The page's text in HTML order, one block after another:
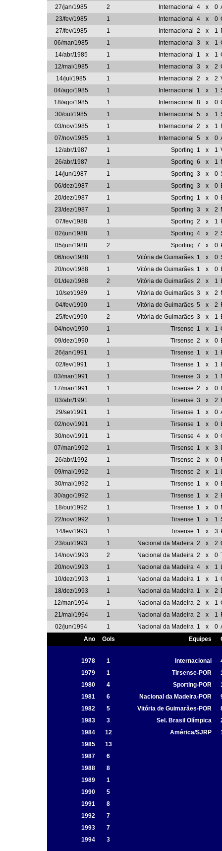
27/jan/1985
2 Internacional 4 x 0
23/fev/1985
1 Internacional 4 x 0
27/fev/1985
1 Internacional 2 x 1
06/mar/1985
1 Internacional 3 x 1
14/abr/1985
1 Internacional 1 x 1
12/mai/1985
1 Internacional 3 x 2
14/jul/1985
1 Internacional 2 x 2
04/ago/1985
1 Internacional 1 x 1
18/ago/1985
1 Internacional 8 x 0
30/out/1985
1 Internacional 5 x 1
03/nov/1985
1 Internacional 2 x 1
07/nov/1985
1 Internacional 5 x 0
12/abr/1987
1 Sporting 1 x 1
26/abr/1987
1 Sporting 6 x 1
14/jun/1987
1 Sporting 3 x 0
06/dez/1987
1 Sporting 3 x 0
20/dez/1987
1 Sporting 1 x 0
23/dez/1987
1 Sporting 3 x 2
07/fev/1988
1 Sporting 2 x 1
02/jun/1988
1 Sporting 4 x 2
05/jun/1988
2 Sporting 7 x 0
06/nov/1988
1 Vitória de Guimarães 1 x 0
20/nov/1988
1 Vitória de Guimarães 1 x 0
01/dez/1988
2 Vitória de Guimarães 2 x 1
10/set/1989
1 Vitória de Guimarães 3 x 2
04/fev/1990
1 Vitória de Guimarães 5 x 2
25/fev/1990
2 Vitória de Guimarães 3 x 1
04/nov/1990
1 Tirsense 1 x 1
09/dez/1990
1 Tirsense 2 x 0
26/jan/1991
1 Tirsense 1 x 1
02/fev/1991
1 Tirsense 1 x 1
03/mar/1991
1 Tirsense 3 x 1
17/mar/1991
1 Tirsense 2 x 0
03/abr/1991
1 Tirsense 3 x 2
29/set/1991
1 Tirsense 1 x 0
02/nov/1991
1 Tirsense 1 x 0
30/nov/1991
1 Tirsense 4 x 0
07/mar/1992
1 Tirsense 1 x 3
26/abr/1992
1 Tirsense 2 x 0
09/mai/1992
1 Tirsense 2 x 1
30/mai/1992
1 Tirsense 1 x 0
30/ago/1992
1 Tirsense 1 x 2
18/out/1992
1 Tirsense 1 x 0
22/nov/1992
1 Tirsense 1 x 1
14/fev/1993
1 Tirsense 1 x 3
23/out/1993
1 Nacional da Madeira 2 x 2
14/nov/1993
2 Nacional da Madeira 2 x 0
20/nov/1993
1 Nacional da Madeira 4 x 1
10/dez/1993
1 Nacional da Madeira 1 x 1
18/dez/1993
1 Nacional da Madeira 1 x 2
12/mar/1994
1 Nacional da Madeira 2 x 1
21/mai/1994
1 Nacional da Madeira 2 x 1
02/jun/1994
1 Nacional da Madeira 1 x 0
Ano
Gols Equipes
1978 1 Internacional
1979
1 Tirsense-POR
1980
4 Sporting-POR
1981
6 Nacional da Madeira-POR
1982
5 Vitória de Guimarães-POR
1983
3 Sel. Brasil Olímpica
1984
12 América/SJRP
1985
13
1987
6
1988
8
1989
1
1990
5
1991
8
1992
7
1993
7
1994
3